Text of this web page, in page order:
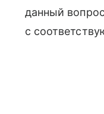
данный
с